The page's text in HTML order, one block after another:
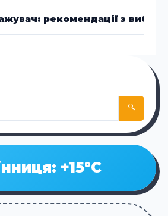
рекомендації з вибору
🔍
+15°C